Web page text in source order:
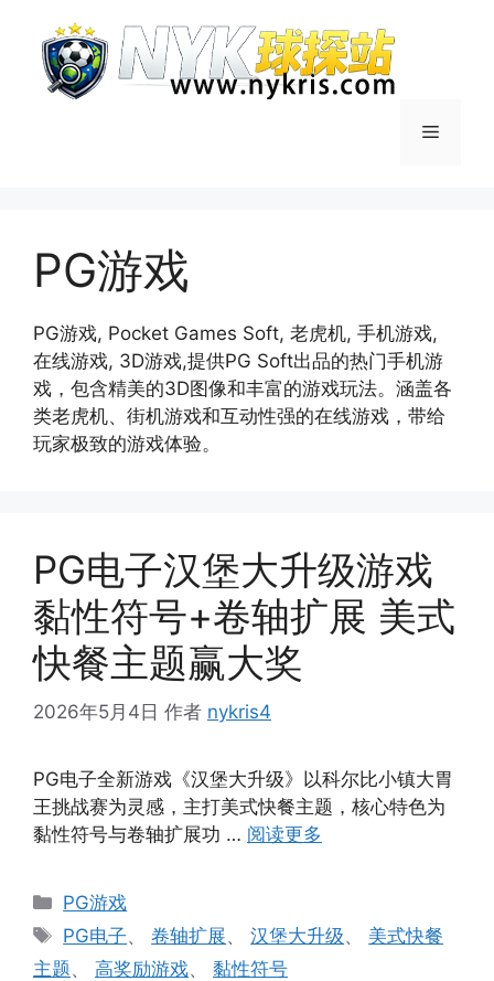
菜
PG游戏
PG游戏, Pocket Games Soft, 老虎机, 手机游戏,
在线游戏, 3D游戏,提供PG Soft出品的热门手机游
戏，包含精美的3D图像和丰富的游戏玩法。涵盖各
类老虎机、街机游戏和互动性强的在线游戏，带给
玩家极致的游戏体验。
PG电子汉堡大升级游戏
黏性符号+卷轴扩展 美式
快餐主题赢大奖
2026年5月4日 作者 nykris4
PG电子全新游戏《汉堡大升级》以科尔比小镇大胃
王挑战赛为灵感，主打美式快餐主题，核心特色为
黏性符号与卷轴扩展功 … 阅读更多
分
类
PG游戏
标
签
PG电子、卷轴扩展、汉堡大升级、 美式快餐
主题、 高奖励游戏、 黏性符号